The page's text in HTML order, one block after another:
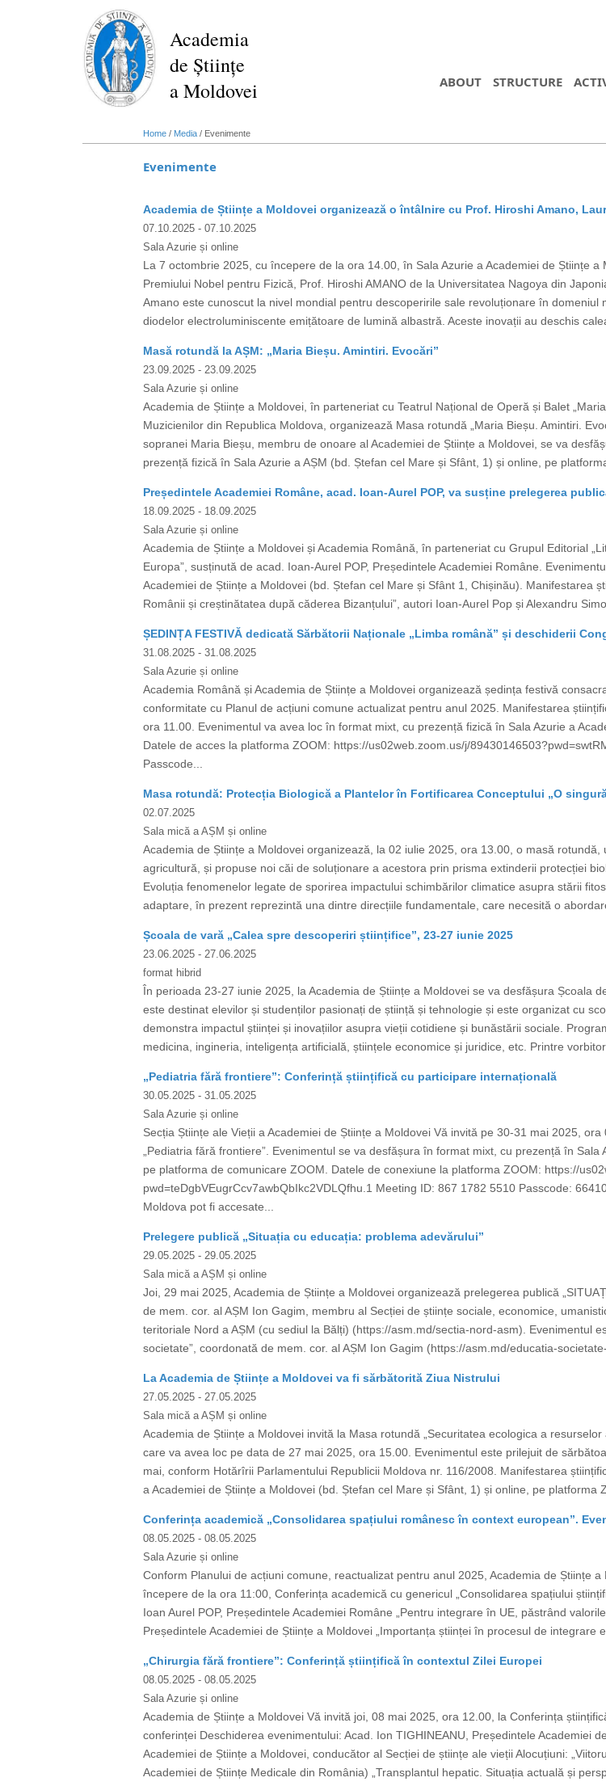
Academia
de Științe
a Moldovei
ABOUT STRUCTURE
Home / Media / Evenimente
Evenimente
Academia de Științe a Moldovei organizează o întâlnire cu Prof. Hiroshi Amano,
07.10.2025 - 07.10.2025
Sala Azurie și online
La 7 octombrie 2025, cu începere de la ora 14.00, în Sala Azurie a Academiei de Științe
Premiului Nobel pentru Fizică, Prof. Hiroshi AMANO de la Universitatea Nagoya din
Amano este cunoscut la nivel mondial pentru descoperirile sale revoluționare în
diodelor electroluminiscente emițătoare de lumină albastră. Aceste inovații au deschis
Masă rotundă la AȘM: „Maria Bieșu. Amintiri. Evocări”
23.09.2025 - 23.09.2025
Sala Azurie și online
Academia de Științe a Moldovei, în parteneriat cu Teatrul Național de Operă și Balet
Muzicienilor din Republica Moldova, organizează Masa rotundă „Maria Bieșu. Amintiri.
sopranei Maria Bieșu, membru de onoare al Academiei de Științe a Moldovei, se va
prezență fizică în Sala Azurie a AȘM (bd. Ștefan cel Mare și Sfânt, 1) și online, pe
Președintele Academiei Române, acad. Ioan-Aurel POP, va susține prelegerea
18.09.2025 - 18.09.2025
Sala Azurie și online
Academia de Științe a Moldovei și Academia Română, în parteneriat cu Grupul Editorial
Europa”, susținută de acad. Ioan-Aurel POP, Președintele Academiei Române.
Academiei de Științe a Moldovei (bd. Ștefan cel Mare și Sfânt 1, Chișinău). Manifestarea
Românii și creștinătatea după căderea Bizanțului”, autori Ioan-Aurel Pop și Alexandru
ȘEDINȚA FESTIVĂ dedicată Sărbătorii Naționale „Limba română” și deschiderii
31.08.2025 - 31.08.2025
Sala Azurie și online
Academia Română și Academia de Științe a Moldovei organizează ședința festivă
conformitate cu Planul de acțiuni comune actualizat pentru anul 2025. Manifestarea
ora 11.00. Evenimentul va avea loc în format mixt, cu prezență fizică în Sala Azurie a
Datele de acces la platforma ZOOM: https://us02web.zoom.us/j/
Passcode...
Masa rotundă: Protecția Biologică a Plantelor în Fortificarea Conceptului „O
02.07.2025
Sala mică a AȘM și online
Academia de Științe a Moldovei organizează, la 02 iulie 2025, ora 13.00, o masă
agricultură, și propuse noi căi de soluționare a acestora prin prisma extinderii protecției
Evoluția fenomenelor legate de sporirea impactului schimbărilor climatice asupra stării
adaptare, în prezent reprezintă una dintre direcțiile fundamentale, care necesită o
Școala de vară „Calea spre descoperiri științifice”, 23-27 iunie 2025
23.06.2025 - 27.06.2025
format hibrid
În perioada 23-27 iunie 2025, la Academia de Științe a Moldovei se va desfășura Școala
este destinat elevilor și studenților pasionați de știință și tehnologie și este organizat cu
demonstra impactul științei și inovațiilor asupra vieții cotidiene și bunăstării sociale.
medicina, ingineria, inteligența artificială, științele economice și juridice, etc. Printre
„Pediatria fără frontiere”: Conferință științifică cu participare internațională
30.05.2025 - 31.05.2025
Sala Azurie și online
Secția Științe ale Vieții a Academiei de Științe a Moldovei Vă invită pe 30-31 mai 2025,
„Pediatria fără frontiere”. Evenimentul se va desfășura în format mixt, cu prezență în
pe platforma de comunicare ZOOM. Datele de conexiune la platforma ZOOM: https://
pwd=teDgbVEugrCcv7awbQbIkc2VDLQfhu.1 Meeting ID: 867 1782 5510 Passcode:
Moldova pot fi accesate...
Prelegere publică „Situația cu educația: problema adevărului”
29.05.2025 - 29.05.2025
Sala mică a AȘM și online
Joi, 29 mai 2025, Academia de Științe a Moldovei organizează prelegerea publică
de mem. cor. al AȘM Ion Gagim, membru al Secției de științe sociale, economice,
teritoriale Nord a AȘM (cu sediul la Bălți) (https://asm.md/sectia-nord-asm). Evenimentul
societate”, coordonată de mem. cor. al AȘM Ion Gagim (https://asm.md/educatia-
La Academia de Științe a Moldovei va fi sărbătorită Ziua Nistrului
27.05.2025 - 27.05.2025
Sala mică a AȘM și online
Academia de Științe a Moldovei invită la Masa rotundă „Securitatea ecologica a
care va avea loc pe data de 27 mai 2025, ora 15.00. Evenimentul este prilejuit de
mai, conform Hotărîrii Parlamentului Republicii Moldova nr. 116/2008. Manifestarea
a Academiei de Științe a Moldovei (bd. Ștefan cel Mare și Sfânt, 1) și online, pe platforma
Conferința academică „Consolidarea spațiului românesc în context european”.
08.05.2025 - 08.05.2025
Sala Azurie și online
Conform Planului de acțiuni comune, reactualizat pentru anul 2025, Academia de Științe
începere de la ora 11:00, Conferința academică cu genericul „Consolidarea spațiului
Ioan Aurel POP, Președintele Academiei Române „Pentru integrare în UE, păstrând
Președintele Academiei de Științe a Moldovei „Importanța științei în procesul de integrare
„Chirurgia fără frontiere”: Conferință științifică în contextul Zilei Europei
08.05.2025 - 08.05.2025
Sala Azurie și online
Academia de Științe a Moldovei Vă invită joi, 08 mai 2025, ora 12.00, la Conferința
conferinței Deschiderea evenimentului: Acad. Ion TIGHINEANU, Președintele Academiei
Academiei de Științe a Moldovei, conducător al Secției de științe ale vieții Alocuțiuni:
Academiei de Științe Medicale din România) „Transplantul hepatic. Situația actuală și